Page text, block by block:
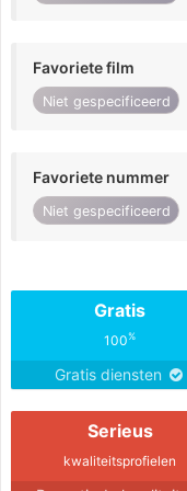
Favoriete film
Niet gespecificeerd
Favoriete nummer
Niet gespecificeerd
Gratis
100%
Gratis diensten
Serieus
kwaliteitsprofielen